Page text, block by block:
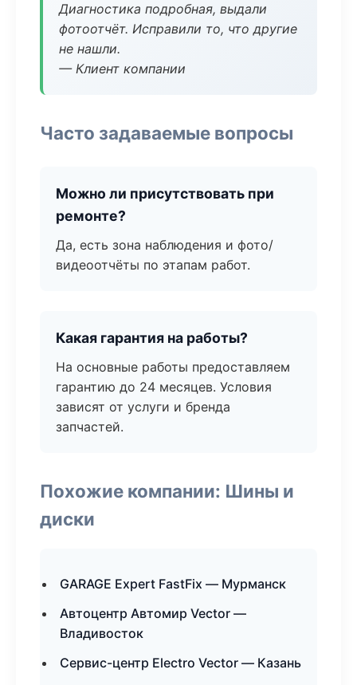
Диагностика подробная, выдали
фотоотчёт. Исправили то, что другие
не нашли.
— Клиент компании
Часто задаваемые вопросы
Можно ли присутствовать при
ремонте?
Да, есть зона наблюдения и фото/
видеоотчёты по этапам работ.
Какая гарантия на работы?
На основные работы предоставляем
гарантию до 24 месяцев. Условия
зависят от услуги и бренда
запчастей.
Похожие компании: Шины и
диски
GARAGE Expert FastFix — Мурманск
Автоцентр Автомир Vector —
Владивосток
Сервис-центр Electro Vector — Казань